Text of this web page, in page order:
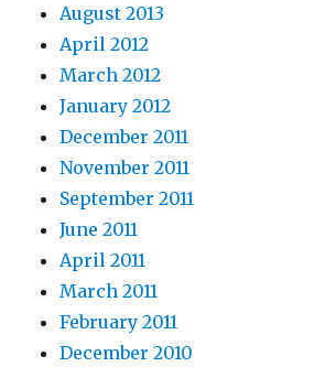
August 2013
April 2012
March 2012
January 2012
December 2011
November 2011
September 2011
June 2011
April 2011
March 2011
February 2011
December 2010